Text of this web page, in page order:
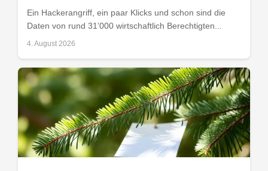
Ein Hackerangriff, ein paar Klicks und schon sind die
Daten von rund 31’000 wirtschaftlich Berechtigten...
4. August 2026